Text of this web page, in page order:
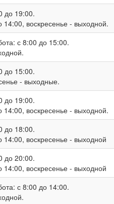
до 19:00.
14:00, воскресенье - выходной.
с 8:00 до 15:00.
до 15:00.
- выходные.
до 19:00.
14:00, воскресенье - выходной.
до 18:00.
14:00, воскресенье - выходной
до 20:00.
14:00, воскресенье - выходной
с 8:00 до 14:00.